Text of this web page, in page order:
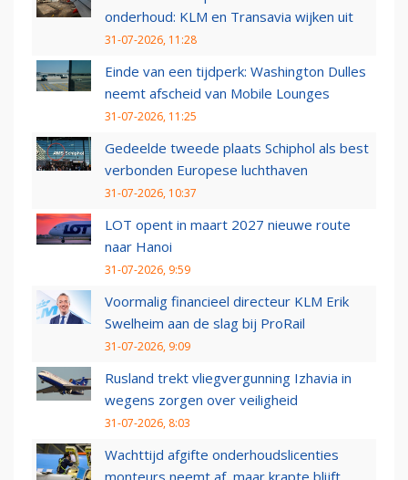
onderhoud: KLM en Transavia wijken uit
31-07-2026, 11:28
Einde van een tijdperk: Washington Dulles
neemt afscheid van Mobile Lounges
31-07-2026, 11:25
Gedeelde tweede plaats Schiphol als best
verbonden Europese luchthaven
31-07-2026, 10:37
LOT opent in maart 2027 nieuwe route
naar Hanoi
31-07-2026, 9:59
Voormalig financieel directeur KLM Erik
Swelheim aan de slag bij ProRail
31-07-2026, 9:09
Rusland trekt vliegvergunning Izhavia in
wegens zorgen over veiligheid
31-07-2026, 8:03
Wachttijd afgifte onderhoudslicenties
monteurs neemt af, maar krapte blijft